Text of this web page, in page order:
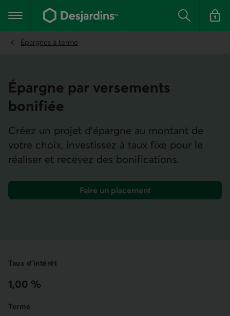
contenu
Menu principal Rechercher
Se
Épargnes à terme
Épargne par versements
bonifiée
Créez un projet d’épargne au montant de
votre choix, investissez à taux fixe pour le
réaliser et recevez des bonifications.
Faire un placement
dans une épargne par versements bonifiée
Taux d'intérêt
1,00 %
Terme